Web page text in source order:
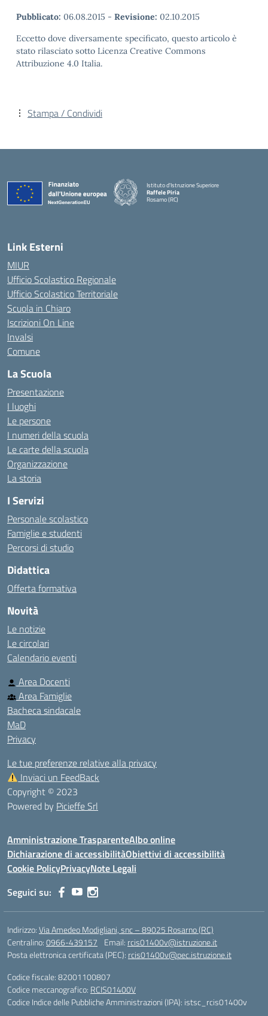
Pubblicato: 06.08.2015 - Revisione: 02.10.2015
Eccetto dove diversamente specificato, questo articolo è
stato rilasciato sotto Licenza Creative Commons
Attribuzione 4.0 Italia.
Stampa / Condividi
Istituto d'Istruzione Superiore
Raffele Piria
Rosarno (RC)
Link Esterni
MIUR
Ufficio Scolastico Regionale
Ufficio Scolastico Territoriale
Scuola in Chiaro
Iscrizioni On Line
Invalsi
Comune
La Scuola
Presentazione
I luoghi
Le persone
I numeri della scuola
Le carte della scuola
Organizzazione
La storia
I Servizi
Personale scolastico
Famiglie e studenti
Percorsi di studio
Didattica
Offerta formativa
Novità
Le notizie
Le circolari
Calendario eventi
Area Docenti
Area Famiglie
Bacheca sindacale
MaD
Privacy
Le tue preferenze relative alla privacy
Inviaci un FeedBack
Copyright © 2023
Powered by Picieffe Srl
Amministrazione TrasparenteAlbo online
Dichiarazione di accessibilitàObiettivi di accessibilità
Cookie PolicyPrivacyNote Legali
Seguici su:
Indirizzo:Via Amedeo Modigliani, snc – 89025 Rosarno (RC)
Centralino:0966-439157 Email: rcis01400v@istruzione.it
Posta elettronica certificata (PEC): rcis01400v@pec.istruzione.it
Codice fiscale: 82001100807
Codice meccanografico: RCIS01400V
Codice Indice delle Pubbliche Amministrazioni (IPA): istsc_rcis01400v